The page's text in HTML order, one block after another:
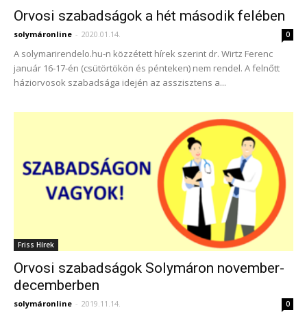
Orvosi szabadságok a hét második felében
solymáronline - 2020.01.14. 0
A solymarirendelo.hu-n közzétett hírek szerint dr. Wirtz Ferenc
január 16-17-én (csütörtökön és pénteken) nem rendel. A felnőtt
háziorvosok szabadsága idején az asszisztens a...
Friss Hírek
Orvosi szabadságok Solymáron november-
decemberben
solymáronline - 2019.11.14. 0